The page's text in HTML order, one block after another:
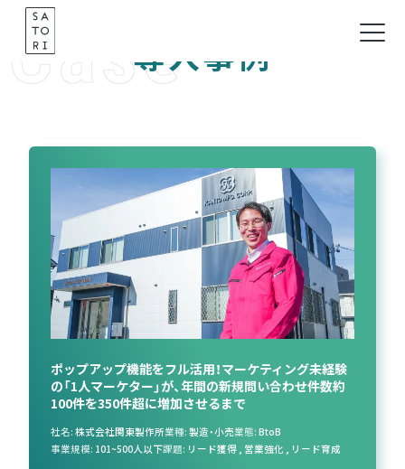
Skip
導入事例
Case
ポップアップ機能をフル活用！マーケティング未経験
の「1人マーケター」が、年間の新規問い合わせ件数約
100件を350件超に増加させるまで
社名 株式会社関東製作所業種 製造・小売業態 BtoB
事業規模 101~500人以下課題 リード獲得 , 営業強化 , リード育成